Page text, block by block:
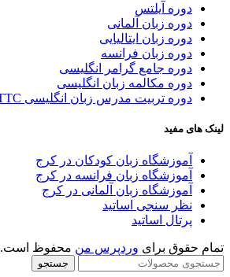
دوره آیلتس
دوره زبان آلمانی
دوره زبان ایتالیایی
دوره زبان فرانسه
دوره جامع گرامر انگلیسی
دوره مکالمه زبان انگلیسی
دوره تربیت مدرس زبان انگلیسی TTC
لینک های مفید
آموزشگاه زبان کودکان در کرج
آموزشگاه زبان فرانسه در کرج
آموزشگاه زبان آلمانی در کرج
نظر سنجی اساتید
پرتال اساتید
تمام حقوق برای وردپرس من محفوظ است.
جستجو